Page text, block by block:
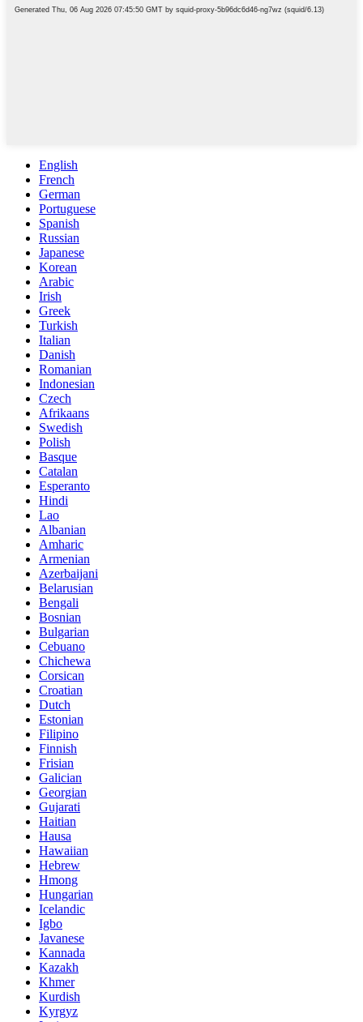
English
French
German
Portuguese
Spanish
Russian
Japanese
Korean
Arabic
Irish
Greek
Turkish
Italian
Danish
Romanian
Indonesian
Czech
Afrikaans
Swedish
Polish
Basque
Catalan
Esperanto
Hindi
Lao
Albanian
Amharic
Armenian
Azerbaijani
Belarusian
Bengali
Bosnian
Bulgarian
Cebuano
Chichewa
Corsican
Croatian
Dutch
Estonian
Filipino
Finnish
Frisian
Galician
Georgian
Gujarati
Haitian
Hausa
Hawaiian
Hebrew
Hmong
Hungarian
Icelandic
Igbo
Javanese
Kannada
Kazakh
Khmer
Kurdish
Kyrgyz